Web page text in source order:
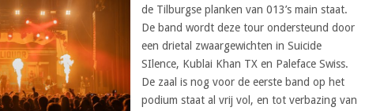
de Tilburgse planken van 013’s main staat.
De band wordt deze tour ondersteund door
een drietal zwaargewichten in Suicide
SIlence, Kublai Khan TX en Paleface Swiss.
De zaal is nog voor de eerste band op het
podium staat al vrij vol, en tot verbazing van